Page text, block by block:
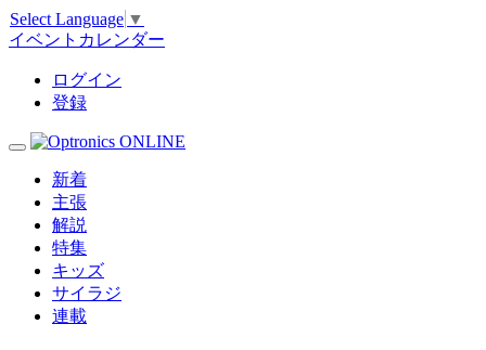
Select Language ▼
イベントカレンダー
ログイン
登録
新着
主張
解説
特集
キッズ
サイラジ
連載